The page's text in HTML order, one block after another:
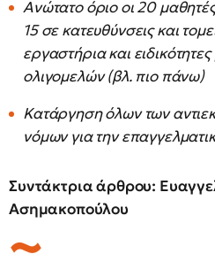
Ανώτατο όριο οι 20
15 σε κατευθύνσεις και
εργαστήρια και
ολιγομελών (βλ. πιο πάνω)
Κατάργηση όλων των
νόμων για την
Συντάκτρια άρθρου:
Ασημακοπούλου